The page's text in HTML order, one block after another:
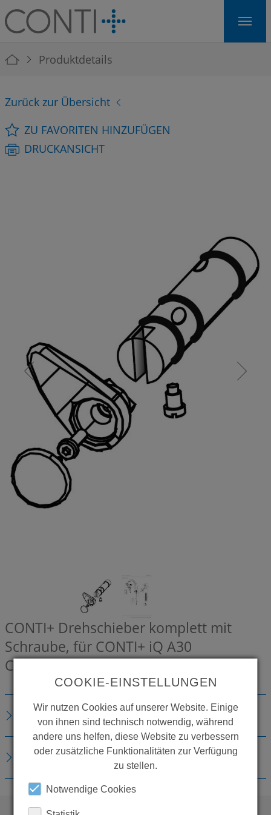
Skip to main navigation
Skip to main content
Skip to page footer
You are here:
Produktdetails
Zurück zur Übersicht
ZU FAVORITEN HINZUFÜGEN
DRUCKANSICHT
CONTI+ Drehschieber komplett mit
Schraube, für CONTI+ iQ A30
CONZ8439106
BESCHREIBUNG
DOWNLOADS
COOKIE-EINSTELLUNGEN
Wir nutzen Cookies auf unserer Website. Einige
von ihnen sind technisch notwendig, während
andere uns helfen, diese Website zu verbessern
oder zusätzliche Funktionalitäten zur Verfügung
zu stellen.
Notwendige Cookies